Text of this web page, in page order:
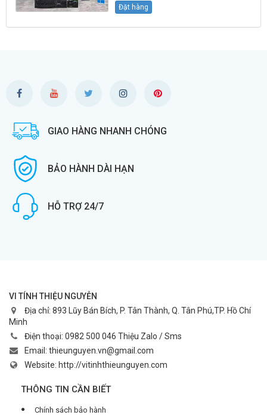
Đặt hàng
GIAO HÀNG NHANH CHÓNG
BẢO HÀNH DÀI HẠN
HỖ TRỢ 24/7
VI TÍNH THIỆU NGUYỄN
Địa chỉ: 893 Lũy Bán Bích, P. Tân Thành, Q. Tân Phú,TP. Hồ Chí
Minh
Điện thoại: 0982 500 046 Thiệu Zalo / Sms
Email: thieunguyen.vn@gmail.com
Website: http://vitinhthieunguyen.com
THÔNG TIN CẦN BIẾT
Chính sách bảo hành